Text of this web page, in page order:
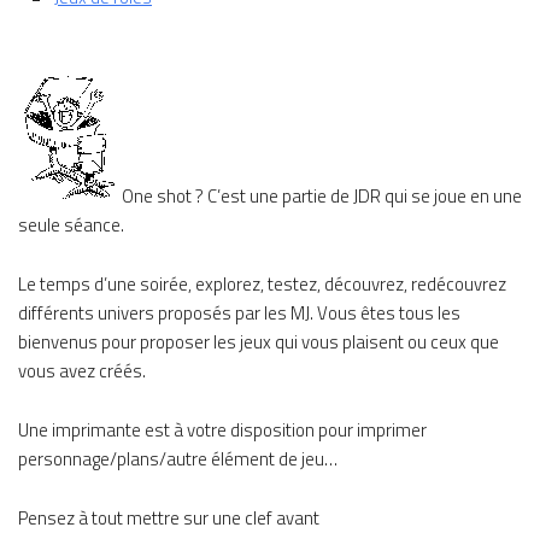
One shot ? C’est une partie de JDR qui se joue en une
seule séance.
Le temps d’une soirée, explorez, testez, découvrez, redécouvrez
différents univers proposés par les MJ. Vous êtes tous les
bienvenus pour proposer les jeux qui vous plaisent ou ceux que
vous avez créés.
Une imprimante est à votre disposition pour imprimer
personnage/plans/autre élément de jeu…
Pensez à tout mettre sur une clef avant